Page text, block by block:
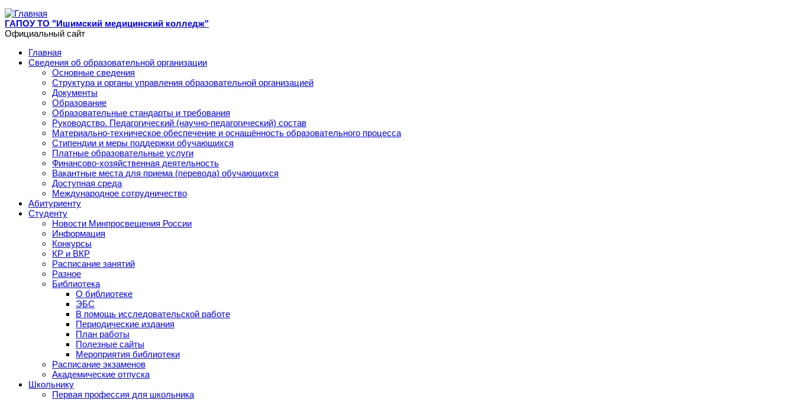
Перейти к основному содержанию
ГАПОУ ТО "Ишимский медицинский колледж"
Официальный сайт
Главная
Сведения об образовательной организации
Основные сведения
Структура и органы управления образовательной организацией
Документы
Образование
Образовательные стандарты и требования
Руководство. Педагогический (научно-педагогический) состав
Материально-техническое обеспечение и оснащённость образовательного процесса
Стипендии и меры поддержки обучающихся
Платные образовательные услуги
Финансово-хозяйственная деятельность
Вакантные места для приема (перевода) обучающихся
Доступная среда
Международное сотрудничество
Абитуриенту
Студенту
Новости Минпросвещения России
Информация
Конкурсы
КР и ВКР
Расписание занятий
Разное
Библиотека
О библиотеке
ЭБС
В помощь исследовательской работе
Периодические издания
План работы
Полезные сайты
Мероприятия библиотеки
Расписание экзаменов
Академические отпуска
Школьнику
Первая профессия для школьника